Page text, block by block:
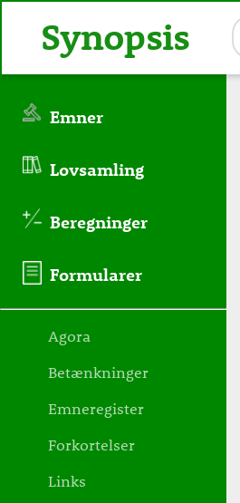
Emner
Lovsamling
Beregninger
Formularer
Agora
Betænkninger
Emneregister
Forkortelser
Links
Synopsis